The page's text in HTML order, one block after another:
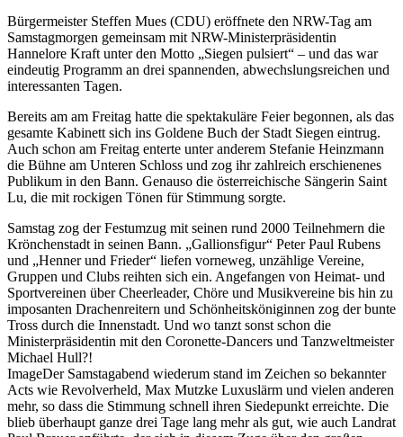
Bürgermeister Steffen Mues (CDU) eröffnete den NRW-Tag am
Samstagmorgen gemeinsam mit NRW-Ministerpräsidentin
Hannelore Kraft unter den Motto „Siegen pulsiert“ – und das war
eindeutig Programm an drei spannenden, abwechslungsreichen und
interessanten Tagen.
Bereits am am Freitag hatte die spektakuläre Feier begonnen, als das
gesamte Kabinett sich ins Goldene Buch der Stadt Siegen eintrug.
Auch schon am Freitag enterte unter anderem Stefanie Heinzmann
die Bühne am Unteren Schloss und zog ihr zahlreich erschienenes
Publikum in den Bann. Genauso die österreichische Sängerin Saint
Lu, die mit rockigen Tönen für Stimmung sorgte.
Samstag zog der Festumzug mit seinen rund 2000 Teilnehmern die
Krönchenstadt in seinen Bann. „Gallionsfigur“ Peter Paul Rubens
und „Henner und Frieder“ liefen vorneweg, unzählige Vereine,
Gruppen und Clubs reihten sich ein. Angefangen von Heimat- und
Sportvereinen über Cheerleader, Chöre und Musikvereine bis hin zu
imposanten Drachenreitern und Schönheitsköniginnen zog der bunte
Tross durch die Innenstadt. Und wo tanzt sonst schon die
Ministerpräsidentin mit den Coronette-Dancers und Tanzweltmeister
Michael Hull?!
ImageDer Samstagabend wiederum stand im Zeichen so bekannter
Acts wie Revolverheld, Max Mutzke Luxuslärm und vielen anderen
mehr, so dass die Stimmung schnell ihren Siedepunkt erreichte. Die
blieb überhaupt ganze drei Tage lang mehr als gut, wie auch Landrat